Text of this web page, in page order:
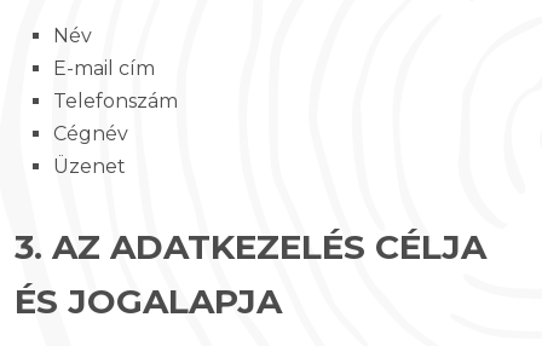
Név
E-mail cím
Telefonszám
Cégnév
Üzenet
3. AZ ADATKEZELÉS CÉLJA
ÉS JOGALAPJA